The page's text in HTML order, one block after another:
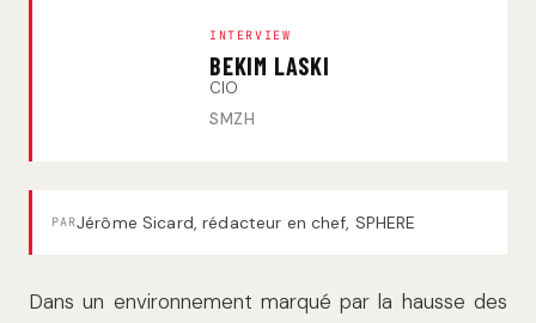
INTERVIEW
BEKIM LASKI
CIO
SMZH
PARJérôme Sicard, rédacteur en chef, SPHERE
Dans un environnement marqué par la hausse des